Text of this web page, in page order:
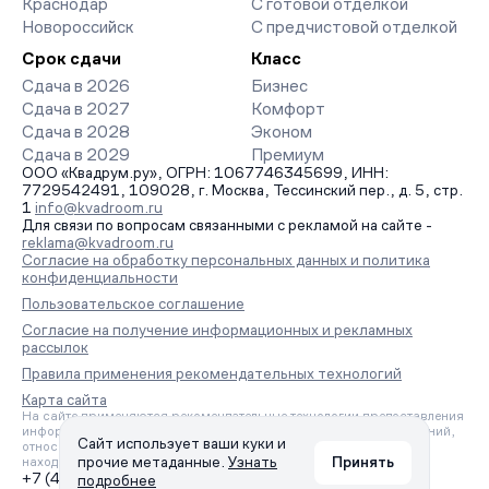
Краснодар
Новороссийск
С готовой отделкой
С предчистовой отделкой
Срок сдачи
Сдача в 2026
Сдача в 2027
Сдача в 2028
Сдача в 2029
Класс
Бизнес
Комфорт
Эконом
Премиум
ООО «Квадрум.ру», ОГРН: 1067746345699, ИНН:
7729542491, 109028, г. Москва, Тессинский пер., д. 5, стр.
1 info@kvadroom.ru
Для связи по вопросам связанными с рекламой на сайте -
reklama@kvadroom.ru
Согласие на обработку персональных данных и политика
конфиденциальности
Пользовательское соглашение
Согласие на получение информационных и рекламных
рассылок
Правила применения рекомендательных технологий
Карта сайта
На сайте применяются рекомендательные технологии предоставления
информации на основе сбора, систематизации и анализа сведений,
относящихся к предпочтениям пользователей сети «Интернет»,
находящихся на территории Российской Федерации.
+7 (495) 157-88-80
Сайт использует ваши куки и
прочие метаданные. Узнать
подробнее
Принять